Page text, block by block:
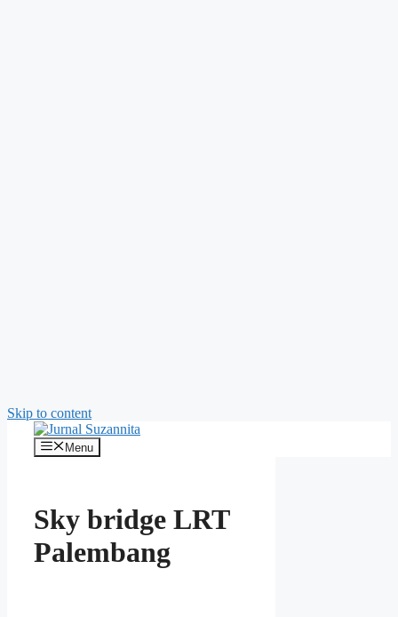
Skip to content
Menu
Sky bridge LRT
Palembang